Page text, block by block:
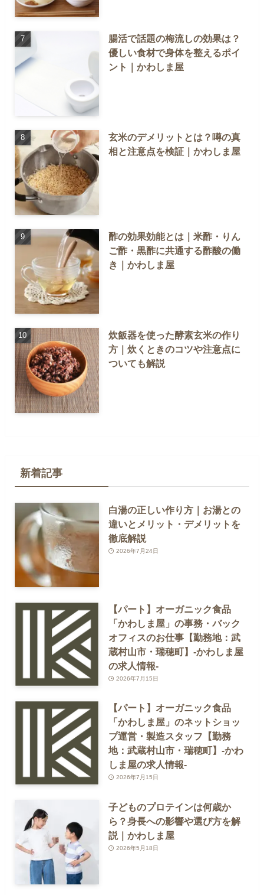
腸活で話題の梅流しの効果は？
優しい食材で身体を整えるポイ
ント｜かわしま屋
玄米のデメリットとは？噂の真
相と注意点を検証｜かわしま屋
酢の効果効能とは｜米酢・りん
ご酢・黒酢に共通する酢酸の働
き｜かわしま屋
炊飯器を使った酵素玄米の作り
方｜炊くときのコツや注意点に
ついても解説
新着記事
白湯の正しい作り方｜お湯との
違いとメリット・デメリットを
徹底解説
2026年7月24日
【パート】オーガニック食品
「かわしま屋」の事務・バック
オフィスのお仕事【勤務地：武
蔵村山市・瑞穂町】-かわしま屋
の求人情報-
2026年7月15日
【パート】オーガニック食品
「かわしま屋」のネットショッ
プ運営・製造スタッフ【勤務
地：武蔵村山市・瑞穂町】-かわ
しま屋の求人情報-
2026年7月15日
子どものプロテインは何歳か
ら？身長への影響や選び方を解
説｜かわしま屋
2026年5月18日